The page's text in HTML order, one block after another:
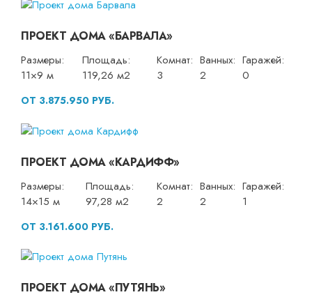
ПРОЕКТ ДОМА «БАРВАЛА»
Размеры:
11×9 м
Площадь:
119,26 м2
Комнат:
3
Ванных:
2
Гаражей:
0
ОТ 3.875.950 РУБ.
ПРОЕКТ ДОМА «КАРДИФФ»
Размеры:
14×15 м
Площадь:
97,28 м2
Комнат:
2
Ванных:
2
Гаражей:
1
ОТ 3.161.600 РУБ.
ПРОЕКТ ДОМА «ПУТЯНЬ»